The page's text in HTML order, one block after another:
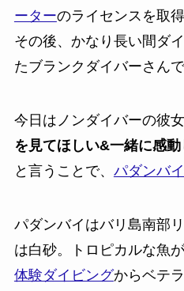
ーターのライセンスを取
その後、かなり長い間ダ
たブランクダイバーさんで
今日はノンダイバーの彼
を見てほしい&一緒に感
と言うことで、 パダンバイ
パダンバイはバリ島南部
は白砂。トロピカルな魚
体験ダイビングからベテ